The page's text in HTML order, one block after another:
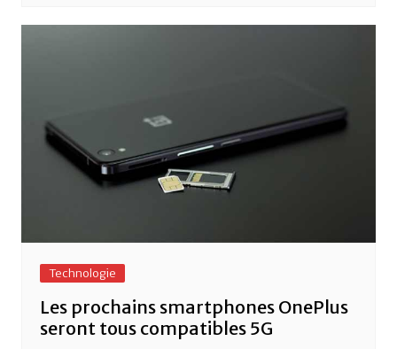
Technologie
Les prochains smartphones OnePlus
seront tous compatibles 5G